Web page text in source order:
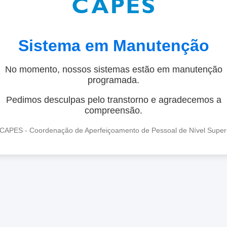
Sistema em Manutenção
No momento, nossos sistemas estão em manutenção
programada.
Pedimos desculpas pelo transtorno e agradecemos a
compreensão.
- Coordenação de Aperfeiçoamento de Pessoal de Nível